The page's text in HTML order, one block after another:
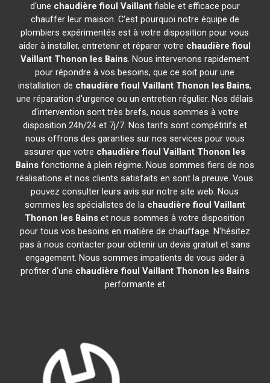
d'une chaudière fioul Vaillantfiable et efficace pour
chauffer leur maison. C'est pourquoi notre équipe de
plombiers expérimentés est à votre disposition pour vous
aider à installer, entretenir et réparer votre chaudière fioul
Vaillant Thonon les Bains. Nous intervenons rapidement
pour répondre à vos besoins, que ce soit pour une
installation de chaudière fioul Vaillant Thonon les Bains,
une réparation d'urgence ou un entretien régulier. Nos délais
d'intervention sont très brefs, nous sommes à votre
disposition 24h/24 et 7j/7. Nos tarifs sont compétitifs et
nous offrons des garanties sur nos services pour vous
assurer que votre chaudière fioul Vaillant Thonon les
Bainsfonctionne à plein régime. Nous sommes fiers de nos
réalisations et nos clients satisfaits en sont la preuve. Vous
pouvez consulter leurs avis sur notre site web. Nous
sommes les spécialistes de la chaudière fioul Vaillant
Thonon les Bains et nous sommes à votre disposition
pour tous vos besoins en matière de chauffage. N'hésitez
pas à nous contacter pour obtenir un devis gratuit et sans
engagement. Nous sommes impatients de vous aider à
profiter d'une chaudière fioul Vaillant Thonon les Bains
performante et